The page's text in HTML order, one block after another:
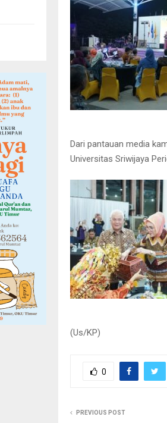
Dari pantauan media
Universitas Sriwijaya
(Us/KP)
0
PREVIOUS POST